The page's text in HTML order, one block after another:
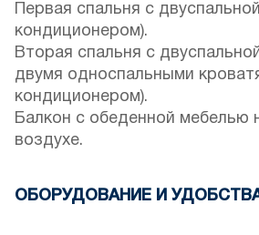
Первая спальня с
кондиционером).
Вторая спальня с
двумя односпальными
кондиционером).
Балкон с обеденной мебелью
воздухе.
ОБОРУДОВАНИЕ И